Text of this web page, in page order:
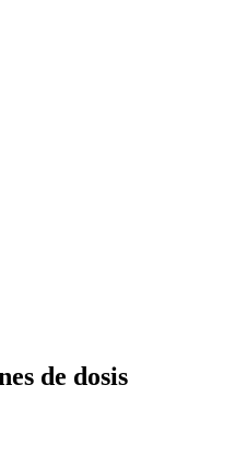
de dosis